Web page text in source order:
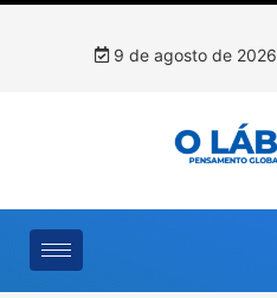
9 de agosto de 2026